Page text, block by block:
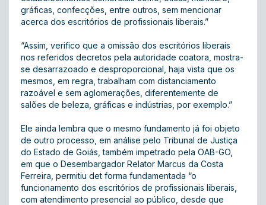
gráficas, confecções, entre outros, sem mencionar
acerca dos escritórios de profissionais liberais.”
“Assim, verifico que a omissão dos escritórios liberais
nos referidos decretos pela autoridade coatora, mostra-
se desarrazoado e desproporcional, haja vista que os
mesmos, em regra, trabalham com distanciamento
razoável e sem aglomerações, diferentemente de
salões de beleza, gráficas e indústrias, por exemplo.”
Ele ainda lembra que o mesmo fundamento já foi objeto
de outro processo, em análise pelo Tribunal de Justiça
do Estado de Goiás, também impetrado pela OAB-GO,
em que o Desembargador Relator Marcus da Costa
Ferreira, permitiu det forma fundamentada “o
funcionamento dos escritórios de profissionais liberais,
com atendimento presencial ao público, desde que